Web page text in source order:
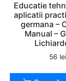
Educatie
aplicatii
germana –
Manual –
56 lei